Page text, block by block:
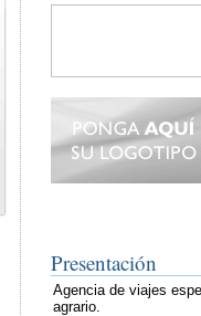
Presentación
Agencia de viajes
agrario.